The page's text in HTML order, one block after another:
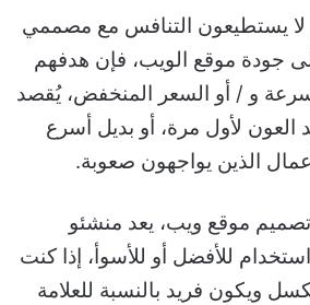
لا يستطيعون التنافس مع مصممي
جودة موقع الويب، فإن هدفهم
و / أو السعر المنخفض، يُقصد
العون لأول مرة، أو بديل أسرع
الذين يواجهون صعوبة.
موقع ويب، يعد منشئو
للأفضل أو للأسوأ، إذا كنت
ويكون فريد بالنسبة للعلامة